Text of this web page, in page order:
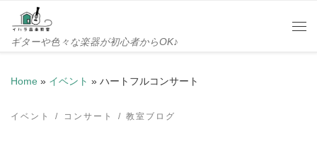
Skip to content
ギターや色々な楽器が初心者からOK♪
Home » イベント » ハートフルコンサート
イベント コンサート 教室ブログ